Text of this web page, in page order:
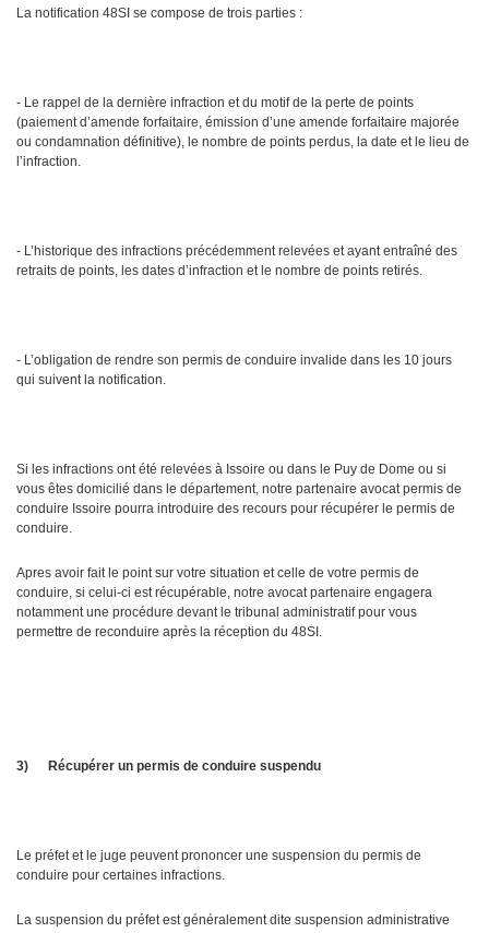
La notification 48SI se compose de trois parties :
- Le rappel de la dernière infraction et du motif de la perte de points
(paiement d’amende forfaitaire, émission d’une amende forfaitaire majorée
ou condamnation définitive), le nombre de points perdus, la date et le lieu de
l’infraction.
- L’historique des infractions précédemment relevées et ayant entraîné des
retraits de points, les dates d’infraction et le nombre de points retirés.
- L’obligation de rendre son permis de conduire invalide dans les 10 jours
qui suivent la notification.
Si les infractions ont été relevées à Issoire ou dans le Puy de Dome ou si
vous êtes domicilié dans le département, notre partenaire avocat permis de
conduire Issoire pourra introduire des recours pour récupérer le permis de
conduire.
Apres avoir fait le point sur votre situation et celle de votre permis de
conduire, si celui-ci est récupérable, notre avocat partenaire engagera
notamment une procédure devant le tribunal administratif pour vous
permettre de reconduire après la réception du 48SI.
3) Récupérer un permis de conduire suspendu
Le préfet et le juge peuvent prononcer une suspension du permis de
conduire pour certaines infractions.
La suspension du préfet est généralement dite suspension administrative